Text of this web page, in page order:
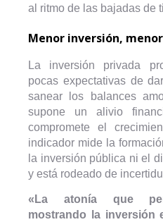
al ritmo de las bajadas de
Menor inversión,
La inversión privada
pocas expectativas de
sanear los balances
supone un alivio
compromete el
indicador mide la
la inversión pública ni el
y está rodeado de
«La atonía que
mostrando la inversión